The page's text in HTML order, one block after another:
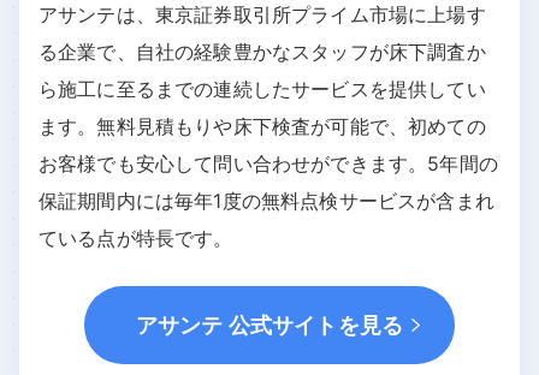
アサンテは、東京証券取引所プライム市場に上場す
る企業で、自社の経験豊かなスタッフが床下調査か
ら施工に至るまでの連続したサービスを提供してい
ます。無料見積もりや床下検査が可能で、初めての
お客様でも安心して問い合わせができます。5年間の
保証期間内には毎年1度の無料点検サービスが含まれ
ている点が特長です。
アサンテ 公式サイトを見る